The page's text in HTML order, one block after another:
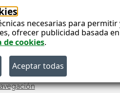
necesarias para
ofrecer publicidad basada
de cookies.